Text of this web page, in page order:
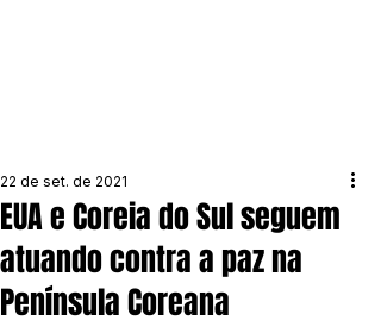
EUA e Coreia do Sul seguem
atuando contra a paz na
Península Coreana
22 de set. de 2021